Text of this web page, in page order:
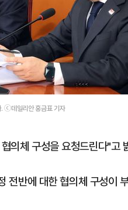
. ⓒ데일리안 홍금표 기자
의체 구성을 요청드린다"고
전반에 대한 협의체 구성이